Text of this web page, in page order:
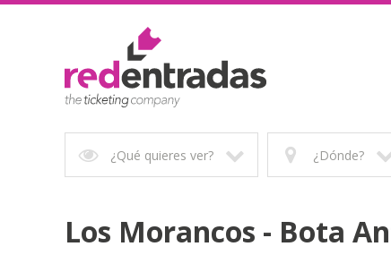
¿Qué quieres ver? ¿Dónde?
Los Morancos - Bota